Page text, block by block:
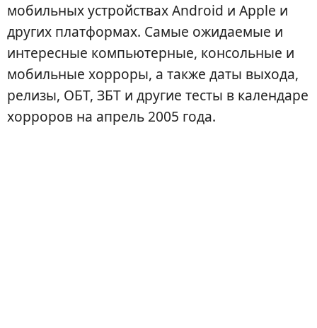
мобильных устройствах Android и Apple и
других платформах. Самые ожидаемые и
интересные компьютерные, консольные и
мобильные хорроры, а также даты выхода,
релизы, ОБТ, ЗБТ и другие тесты в календаре
хорроров на апрель 2005 года.